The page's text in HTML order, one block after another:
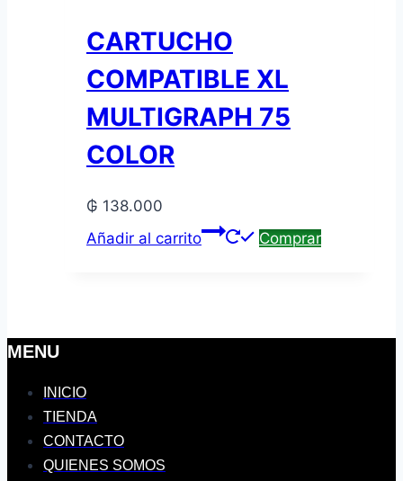
CARTUCHO
COMPATIBLE XL
MULTIGRAPH 75
COLOR
₲ 138.000
Añadir al carrito
Comprar
MENU
INICIO
TIENDA
CONTACTO
QUIENES SOMOS